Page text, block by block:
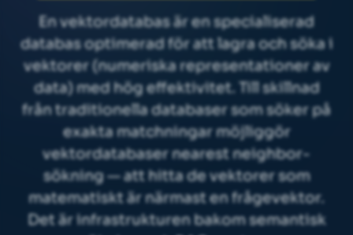
En vektordatabas är en specialiserad
databas optimerad för att lagra och söka i
vektorer (numeriska representationer av
data) med hög effektivitet. Till skillnad
från traditionella databaser som söker på
exakta matchningar möjliggör
vektordatabaser nearest neighbor-
sökning — att hitta de vektorer som
matematiskt är närmast en frågevektor.
Det är infrastrukturen bakom semantisk